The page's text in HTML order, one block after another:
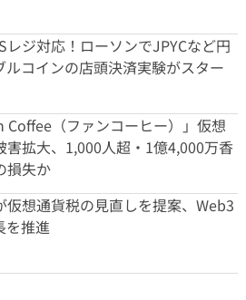
レジ対応！ローソンでJPYCなど円
ルコインの店頭決済実験がスター
Coffee（ファンコーヒー）」仮想
害拡大、1,000人超・1億4,000万香
損失か
仮想通貨税の見直しを提案、Web3
を推進